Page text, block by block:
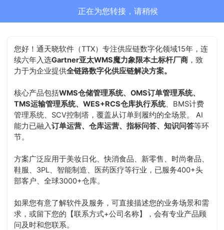
正在为您转接，请稍候
您好！通天晓软件（TTX）专注供应链数字化领域15年，连
续六年入选Gartner亚太WMS魔力象限本土标杆厂商 ，致
力于为企业提供全链路数字化供应链解决方案。
核心产品包括WMS仓储管理系统、OMS订单管理系统、
TMS运输管理系统、WES+RCS仓库执行系统、BMS计费
管理系统、SCV控制塔，覆盖从订单到履约的全场景。 AI
能力已融入订单运营、仓库运营、指标问答、知识问答等环
节。
方案广泛应用于美妆日化、快消食品、新零售、时尚奢品、
鞋服、3PL、智能制造、医药医疗等行业，已服务400+头
部客户、全球3000+仓库。
如果您有意了解软件及服务，可直接描述您的业务场景和需
求，或留下您的【联系方式+公司名称】，会有专业产品顾
问及时和您联系。